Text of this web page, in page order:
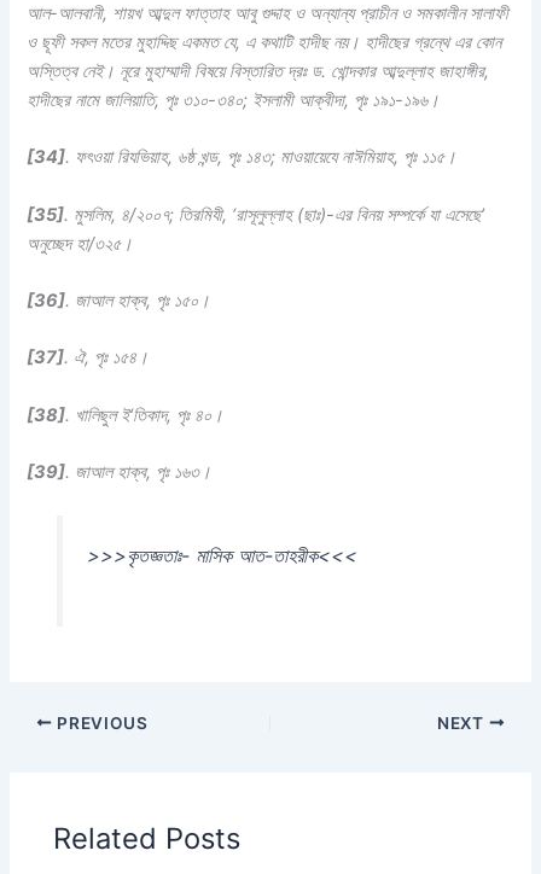
আল-আলবানী, শায়খ আব্দুল ফাত্তাহ আবু গুদ্দাহ ও অন্যান্য প্রাচীন ও সমকালীন সালাফী
ও ছূফী সকল মতের মুহাদ্দিছ একমত যে, এ কথাটি হাদীছ নয়। হাদীছের গ্রন্থে এর কোন
অস্তিত্ব নেই। নূরে মুহাম্মাদী বিষয়ে বিস্তারিত দ্রঃ ড. খোন্দকার আব্দুল্লাহ জাহাঙ্গীর,
হাদীছের নামে জালিয়াতি, পৃঃ ৩১০-৩৪০; ইসলামী আক্বীদা, পৃঃ ১৯১-১৯৬।
[34]. ফৎওয়া রিযভিয়াহ, ৬ষ্ঠ খন্ড, পৃঃ ১৪৩; মাওয়ায়েযে নাঈমিয়াহ, পৃঃ ১১৫।
[35]. মুসলিম, ৪/২০০৭; তিরমিযী, ‘রাসূলুল্লাহ (ছাঃ)-এর বিনয় সম্পর্কে যা এসেছে’
অনুচ্ছেদ হা/৩২৫।
[36]. জাআল হাক্ব, পৃঃ ১৫০।
[37]. ঐ, পৃঃ ১৫৪।
[38]. খালিছুল ই‘তিকাদ, পৃঃ ৪০।
[39]. জাআল হাক্ব, পৃঃ ১৬৩।
>>>কৃতজ্ঞতাঃ- মাসিক আত-তাহরীক<<<
PREVIOUS NEXT
Related Posts